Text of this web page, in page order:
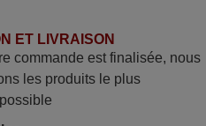
2 piles fournies.
JEAN,
FRANCE
ET LIVRAISON
commande est finalisée, nous
les produits le plus